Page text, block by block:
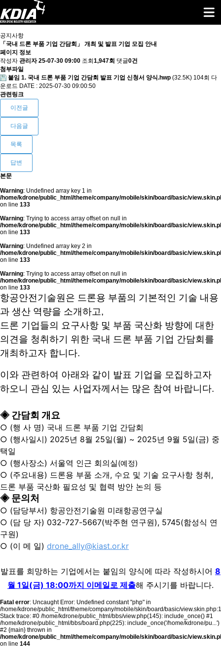
공지사항
「국내 드론 부품 기업 간담회」 개최 및 발표 기업 모집 안내
페이지 정보
작성자 관리자 25-07-30 09:00 조회 1,947회 댓글0건
첨부파일
붙임 1. 국내 드론 부품 기업 간담회 발표 기업 신청서 양식.hwp (32.5K) 104회 다
운로드 DATE : 2025-07-30 09:00:50
관련링크
이전글
다음글
목록
답변
본문
Warning: Undefined array key 1 in
/home/kdrone/public_html/theme/company/mobile/skin/board/basic/
on line 133
Warning: Trying to access array offset on null in
/home/kdrone/public_html/theme/company/mobile/skin/board/basic/
on line 133
Warning: Undefined array key 2 in
/home/kdrone/public_html/theme/company/mobile/skin/board/basic/
on line 133
Warning: Trying to access array offset on null in
/home/kdrone/public_html/theme/company/mobile/skin/board/basic/
on line 133
항공안전기술원은 드론용 부품의 기본적인 기술 내용
과 생산 역량을 소개하고,
드론 기업들의 요구사항 및 부품 국산화 방향에 대한
의견을 청취하기 위한 국내 드론 부품 기업 간담회를
개최하고자 합니다.
이와 관련하여 아래와 같이 발표 기업을 모집하고자
하오니 관심 있는 사업자께서는 많은 참여 바랍니다.
◈ 간담회 개요
○ (행 사 명) 국내 드론 부품 기업 간담회
○ (행사일시) 2025년 8월 25일(월) ~ 2025년 9월 5일(금) 중
택일
○ (행사장소) 서울역 인근 회의실(예정)
○ (주요내용) 드론용 부품 소개, 수요 및 기술 요구사항 청취,
드론 부품 국산화 필요성 및 협력 방안 논의 등
◈ 문의처
○ (담당부서) 항공안전기술원 미래항공연구실
○ (담 당 자) 032-727-5667(박주현 연구원), 5745(함성식 연
구원)
○ (이 메 일) drone_ally@kiast.or.kr
발표를 희망하는 기업에서는 붙임의 양식에 따라 작성하시어 8
월 1일(금) 18:00까지 이메일로 제출해 주시기를 바랍니다.
Fatal error: Uncaught Error: Undefined constant "php" in
/home/kdrone/public_html/theme/company/mobile/skin/board/basic/
Stack trace: #0 /home/kdrone/public_html/bbs/view.php(145): include_once() #1
/home/kdrone/public_html/bbs/board.php(225): include_once('/home/kdrone/pu...')
#2 {main} thrown in
/home/kdrone/public_html/theme/company/mobile/skin/board/basic/
on line 144